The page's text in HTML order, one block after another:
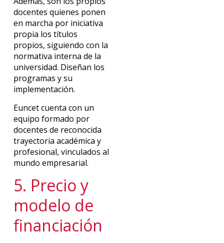
docentes quienes ponen
en marcha por iniciativa
propia los títulos
propios, siguiendo con la
normativa interna de la
universidad. Diseñan los
programas y su
implementación.
Euncet cuenta con un
equipo formado por
docentes de reconocida
trayectoria académica y
profesional, vinculados al
mundo empresarial.
5. Precio y
modelo de
financiación